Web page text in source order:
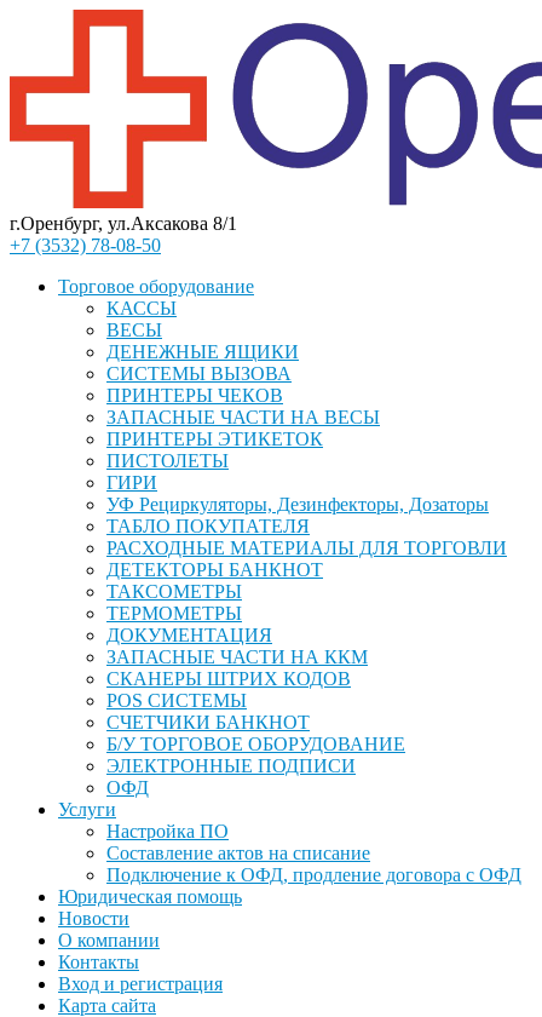
г.Оренбург, ул.Аксакова 8/1
+7 (3532) 78-08-50
Торговое оборудование
КАССЫ
ВЕСЫ
ДЕНЕЖНЫЕ ЯЩИКИ
СИСТЕМЫ ВЫЗОВА
ПРИНТЕРЫ ЧЕКОВ
ЗАПАСНЫЕ ЧАСТИ НА ВЕСЫ
ПРИНТЕРЫ ЭТИКЕТОК
ПИСТОЛЕТЫ
ГИРИ
УФ Рециркуляторы, Дезинфекторы, Дозаторы
ТАБЛО ПОКУПАТЕЛЯ
РАСХОДНЫЕ МАТЕРИАЛЫ ДЛЯ ТОРГОВЛИ
ДЕТЕКТОРЫ БАНКНОТ
ТАКСОМЕТРЫ
ТЕРМОМЕТРЫ
ДОКУМЕНТАЦИЯ
ЗАПАСНЫЕ ЧАСТИ НА ККМ
СКАНЕРЫ ШТРИХ КОДОВ
POS СИСТЕМЫ
СЧЕТЧИКИ БАНКНОТ
Б/У ТОРГОВОЕ ОБОРУДОВАНИЕ
ЭЛЕКТРОННЫЕ ПОДПИСИ
ОФД
Услуги
Настройка ПО
Составление актов на списание
Подключение к ОФД, продление договора с ОФД
Юридическая помощь
Новости
О компании
Контакты
Вход и регистрация
Карта сайта